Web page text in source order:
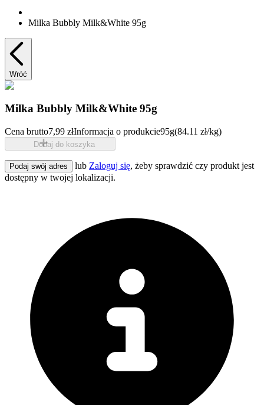
Milka Bubbly Milk&White 95g
Wróć
Milka Bubbly Milk&White 95g
Cena brutto7,99 złInformacja o produkcie95g(84.11 zł/kg)
Dodaj do koszyka
Podaj swój adres lub Zaloguj się, żeby sprawdzić czy produkt jest
dostępny w twojej lokalizacji.